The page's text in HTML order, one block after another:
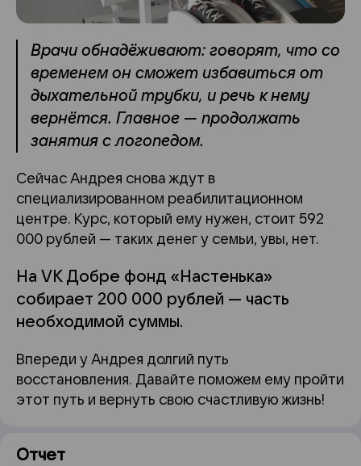
Врачи обнадёживают: говорят, что со
временем он сможет избавиться от
дыхательной трубки, и речь к нему
вернётся. Главное — продолжать
занятия с логопедом.
Сейчас Андрея снова ждут в
специализированном реабилитационном
центре. Курс, который ему нужен, стоит 592
000 рублей — таких денег у семьи, увы, нет.
На VK Добре фонд «Настенька»
собирает 200 000 рублей — часть
необходимой суммы.
Впереди у Андрея долгий путь
восстановления. Давайте поможем ему пройти
этот путь и вернуть свою счастливую жизнь!
Отчет